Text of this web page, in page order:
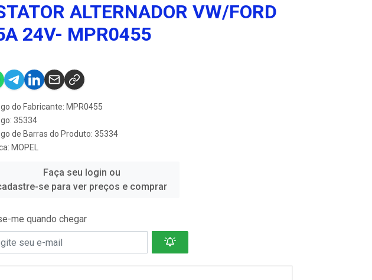
ALTERNADOR VW/FORD
24V- MPR0455
do Fabricante: MPR0455
35334
de Barras do Produto: 35334
MOPEL
Faça seu login ou
se para ver preços e comprar
me quando chegar